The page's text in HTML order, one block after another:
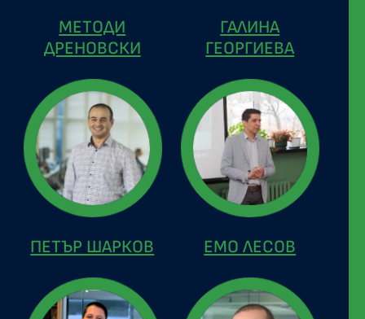
МЕТОДИ
ДРЕНОВСКИ
ГАЛИНА
ГЕОРГИЕВА
ПЕТЪР ШАРКОВ ЕМО ЛЕСОВ